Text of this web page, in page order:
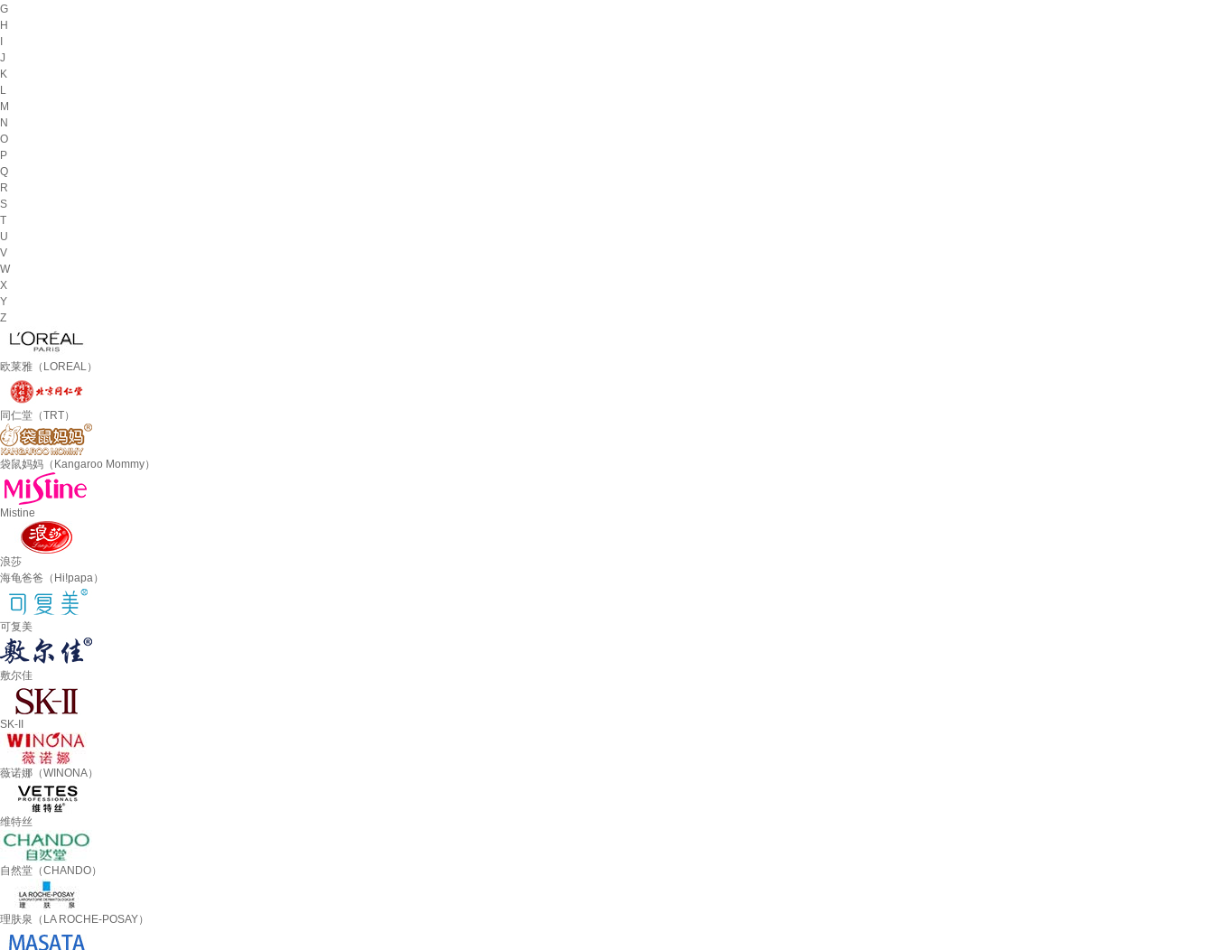
G
H
J
K
L
M
N
O
P
Q
R
S
T
U
V
W
X
Y
Z
欧莱雅（LOREAL）
同仁堂（TRT）
袋鼠妈妈（Kangaroo Mommy）
Mistine
浪莎
海龟爸爸（Hi!papa）
可复美
敷尔佳
SK-II
薇诺娜（WINONA）
维特丝
自然堂（CHANDO）
理肤泉（LA ROCHE-POSAY）